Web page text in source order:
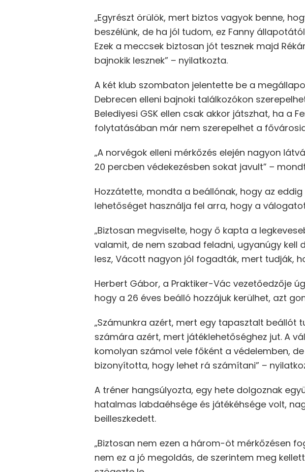
„Egyrészt örülök, mert biztos vagyok benne,
beszélünk, de ha jól tudom, ez Fanny
Ezek a meccsek biztosan jót tesznek majd
bajnokik lesznek” – nyilatkozta.
A két klub szombaton jelentette be a
Debrecen elleni bajnoki találkozókon
Belediyesi GSK ellen csak akkor játszhat, ha a
folytatásában már nem szerepelhet a
„A norvégok elleni mérkőzés elején nagyon
20 percben védekezésben sokat javult” –
Hozzátette, mondta a beállónak, hogy az
lehetőséget használja fel arra, hogy a
„Biztosan megviselte, hogy ő kapta a
valamit, de nem szabad feladni, ugyanúgy kell
lesz, Vácott nagyon jól fogadták, mert tudják,
Herbert Gábor, a Praktiker-Vác vezetőedzője
hogy a 26 éves beálló hozzájuk kerülhet, azt
„Számunkra azért, mert egy tapasztalt beállót
számára azért, mert játéklehetőséghez jut. A
komolyan számol vele főként a védelemben,
bizonyította, hogy lehet rá számítani” –
A tréner hangsúlyozta, egy hete dolgoznak
hatalmas labdaéhsége és játékéhsége volt,
beilleszkedett.
„Biztosan nem ezen a három-öt mérkőzésen
nem ez a jó megoldás, de szerintem meg